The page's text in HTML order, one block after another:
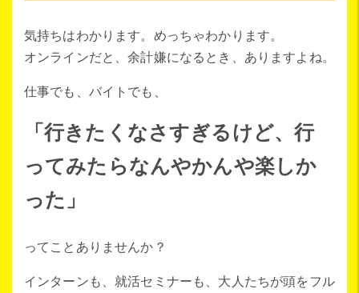
気持ちはわかります。めっちゃわかります。
オンラインだと、余計嫌になるとき、ありますよね。
仕事でも、バイトでも、
「行きたくなさすぎるけど、行
ってみたらなんやかんや楽しか
った」
ってことありませんか？
インターンも、就活セミナーも、大人たちが頭をフル